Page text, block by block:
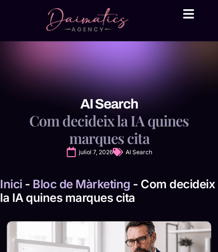
AI Search
Com decideix la IA quines
marques cita
juliol 7, 2026 AI Search
Inici - Bloc de Màrketing - Com decideix
la IA quines marques cita
Daima Business AI
● En línia